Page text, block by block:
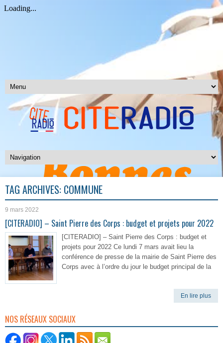
TAG ARCHIVES: COMMUNE
9 mars 2022
[CITERADIO] – Saint Pierre des Corps : budget et projets pour 2022
[CITERADIO] – Saint Pierre des Corps : budget et
projets pour 2022 Ce lundi 7 mars avait lieu la
conférence de presse de la mairie de Saint Pierre des
Corps avec à l’ordre du jour le budget principal de la
En lire plus
NOS RÉSEAUX SOCIAUX